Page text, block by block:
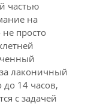
частью
на
не просто
лаконичный
14 часов,
с задачей